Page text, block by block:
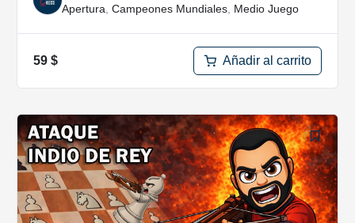
Apertura Campeones Mundiales, Medio Juego
59 $ Añadir al carrito